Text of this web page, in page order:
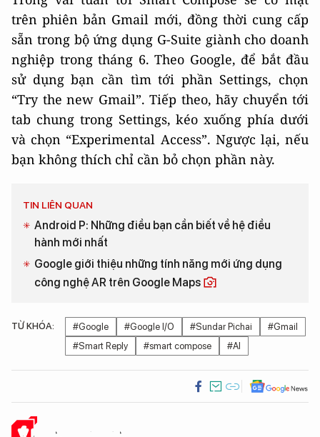
trên phiên bản Gmail mới, đồng thời cung cấp
sẵn trong bộ ứng dụng G-Suite giành cho doanh
nghiệp trong tháng 6. Theo Google, để bắt đầu
sử dụng bạn cần tìm tới phần Settings, chọn
“Try the new Gmail”. Tiếp theo, hãy chuyển tới
tab chung trong Settings, kéo xuống phía dưới
và chọn “Experimental Access”. Ngược lại, nếu
bạn không thích chỉ cần bỏ chọn phần này.
TIN LIÊN QUAN
Android P: Những điều bạn cần biết về hệ điều
hành mới nhất
Google giới thiệu những tính năng mới ứng dụng
công nghệ AR trên Google Maps
TỪ KHÓA: #Google #Google I/O #Sundar Pichai
#Gmail
#Smart Reply
#smart compose #AI